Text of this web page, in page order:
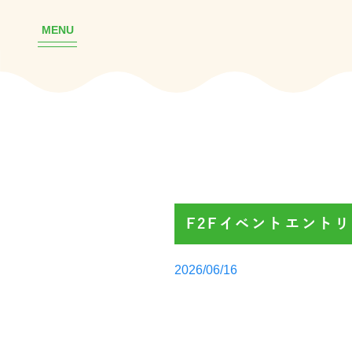
MENU
F2Fイベントエント
Posted
2026/06/16